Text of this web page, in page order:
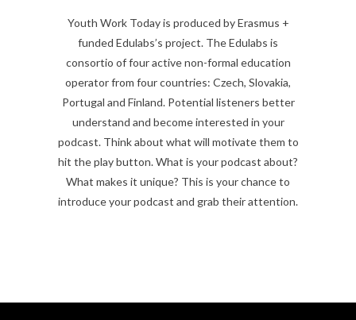
Youth Work Today is produced by Erasmus +
funded Edulabs’s project. The Edulabs is
consortio of four active non-formal education
operator from four countries: Czech, Slovakia,
Portugal and Finland. Potential listeners better
understand and become interested in your
podcast. Think about what will motivate them to
hit the play button. What is your podcast about?
What makes it unique? This is your chance to
introduce your podcast and grab their attention.